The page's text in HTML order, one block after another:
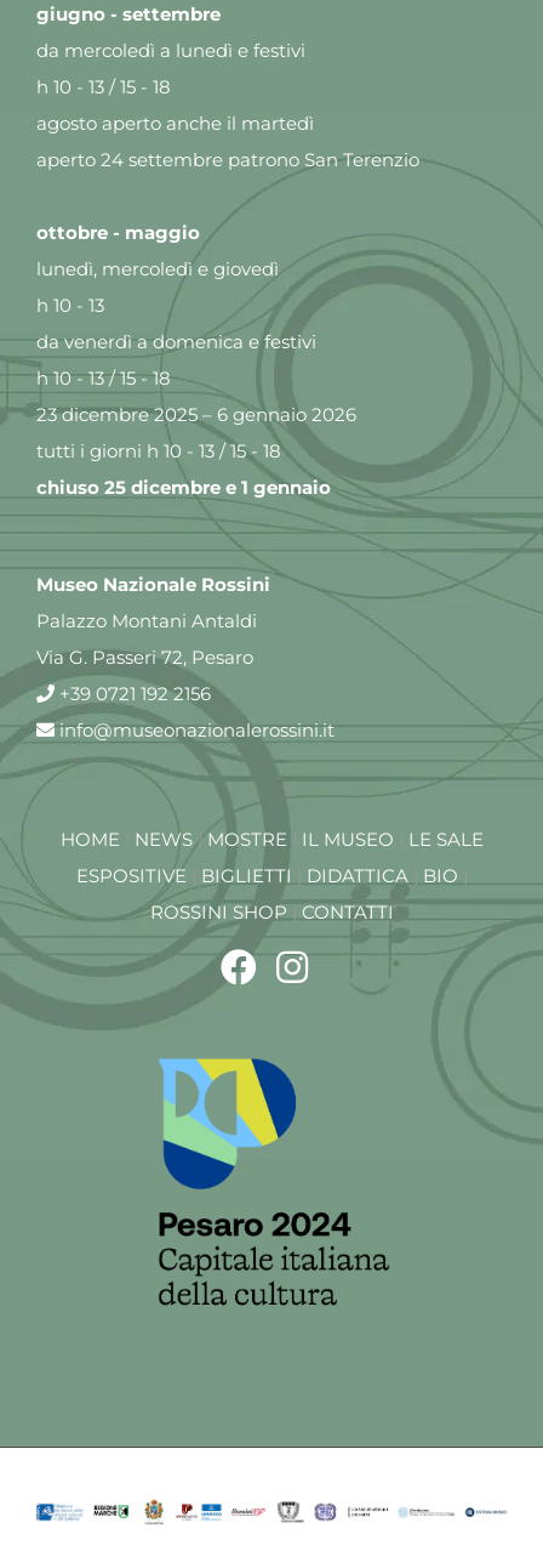
giugno - settembre
da mercoledì a lunedì e festivi
h 10 - 13 / 15 - 18
agosto aperto anche il martedì
aperto 24 settembre patrono San Terenzio
ottobre - maggio
lunedì, mercoledì e giovedì
h 10 - 13
da venerdì a domenica e festivi
h 10 - 13 / 15 - 18
23 dicembre 2025 – 6 gennaio 2026
tutti i giorni h 10 - 13 / 15 - 18
chiuso 25 dicembre e 1 gennaio
Museo Nazionale Rossini
Palazzo Montani Antaldi
Via G. Passeri 72, Pesaro
+39 0721 192 2156
info@museonazionalerossini.it
HOME NEWS| MOSTRE IL MUSEO
LE SALE
ESPOSITIVE
BIGLIETTI DIDATTICA BIO
ROSSINI SHOP| CONTATTI